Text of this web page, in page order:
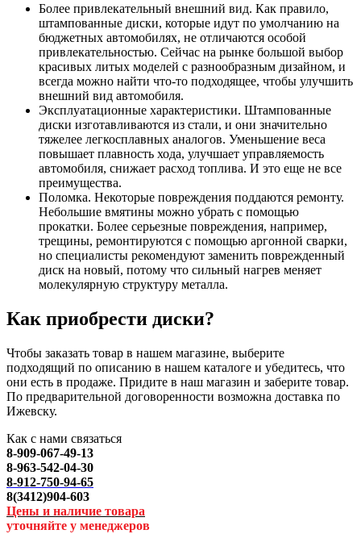
Более привлекательный внешний вид. Как правило,
штампованные диски, которые идут по умолчанию на
бюджетных автомобилях, не отличаются особой
привлекательностью. Сейчас на рынке большой выбор
красивых литых моделей с разнообразным дизайном, и
всегда можно найти что-то подходящее, чтобы улучшить
внешний вид автомобиля.
Эксплуатационные характеристики. Штампованные
диски изготавливаются из стали, и они значительно
тяжелее легкосплавных аналогов. Уменьшение веса
повышает плавность хода, улучшает управляемость
автомобиля, снижает расход топлива. И это еще не все
преимущества.
Поломка. Некоторые повреждения поддаются ремонту.
Небольшие вмятины можно убрать с помощью
прокатки. Более серьезные повреждения, например,
трещины, ремонтируются с помощью аргонной сварки,
но специалисты рекомендуют заменить поврежденный
диск на новый, потому что сильный нагрев меняет
молекулярную структуру металла.
Как приобрести диски?
Чтобы заказать товар в нашем магазине, выберите
подходящий по описанию в нашем каталоге и убедитесь, что
они есть в продаже. Придите в наш магазин и заберите товар.
По предварительной договоренности возможна доставка по
Ижевску.
Как с нами связаться
8-909-067-49-13
8-963-542-04-30
8-912-750-94-65
8(3412)904-603
Цены и наличие товара
уточняйте у менеджеров